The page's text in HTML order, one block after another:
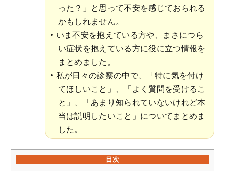
った？」と思って不安を感じておられる
かもしれません。
いま不安を抱えている方や、まさにつら
い症状を抱えている方に役に立つ情報を
まとめました。
私が日々の診察の中で、「特に気を付け
てほしいこと」、「よく質問を受けるこ
と」、「あまり知られていないけれど本
当は説明したいこと」についてまとめま
した。
目次